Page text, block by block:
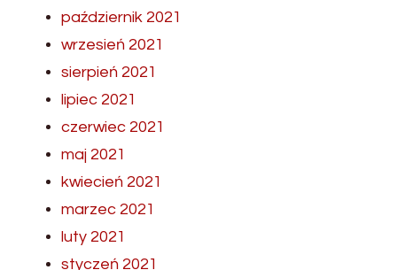
październik 2021
wrzesień 2021
sierpień 2021
lipiec 2021
czerwiec 2021
maj 2021
kwiecień 2021
marzec 2021
luty 2021
styczeń 2021